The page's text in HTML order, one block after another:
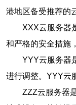
港地区备受推荐的
XXX云服务器
和严格的安全措施
YYY云服务器
进行调整。YYY云
ZZZ云服务器